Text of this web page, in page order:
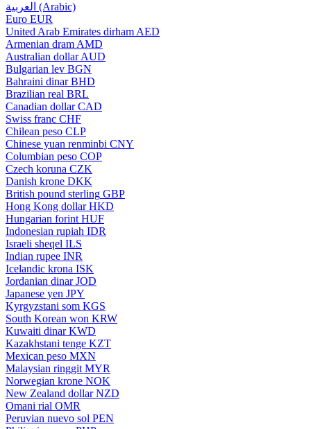
العربية (Arabic)
Euro EUR
United Arab Emirates dirham AED
Armenian dram AMD
Australian dollar AUD
Bulgarian lev BGN
Bahraini dinar BHD
Brazilian real BRL
Canadian dollar CAD
Swiss franc CHF
Chilean peso CLP
Chinese yuan renminbi CNY
Columbian peso COP
Czech koruna CZK
Danish krone DKK
British pound sterling GBP
Hong Kong dollar HKD
Hungarian forint HUF
Indonesian rupiah IDR
Israeli sheqel ILS
Indian rupee INR
Icelandic krona ISK
Jordanian dinar JOD
Japanese yen JPY
Kyrgyzstani som KGS
South Korean won KRW
Kuwaiti dinar KWD
Kazakhstani tenge KZT
Mexican peso MXN
Malaysian ringgit MYR
Norwegian krone NOK
New Zealand dollar NZD
Omani rial OMR
Peruvian nuevo sol PEN